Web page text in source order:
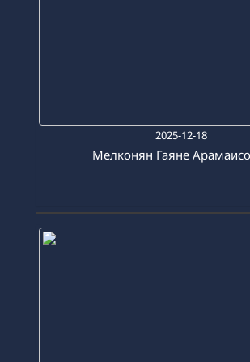
2025-12-18
Мелконян Гаяне